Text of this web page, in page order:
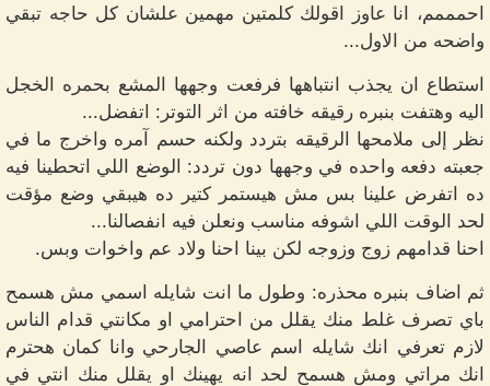
احمممم، انا عاوز اقولك كلمتين مهمين علشان كل حاجه تبقي
واضحه من الاول...
استطاع ان يجذب انتباهها فرفعت وجهها المشع بحمره الخجل
اليه وهتفت بنبره رقيقه خافته من اثر التوتر: اتفضل...
نظر إلى ملامحها الرقيقه بتردد ولكنه حسم آمره واخرج ما في
جعبته دفعه واحده في وجهها دون تردد: الوضع اللي اتحطينا فيه
ده اتفرض علينا بس مش هيستمر كتير ده هيبقي وضع مؤقت
لحد الوقت اللي اشوفه مناسب ونعلن فيه انفصالنا...
احنا قدامهم زوج وزوجه لكن بينا احنا ولاد عم واخوات وبس.
ثم اضاف بنبره محذره: وطول ما انت شايله اسمي مش هسمح
باي تصرف غلط منك يقلل من احترامي او مكانتي قدام الناس
لازم تعرفي انك شايله اسم عاصي الجارحي وانا كمان هحترم
انك مراتي ومش هسمح لحد انه يهينك او يقلل منك انتي في